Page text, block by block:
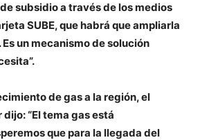
subsidio a través de los medios
SUBE, que habrá que ampliarla
un mecanismo de solución
de gas a la región, el
“El tema gas está
que para la llegada del